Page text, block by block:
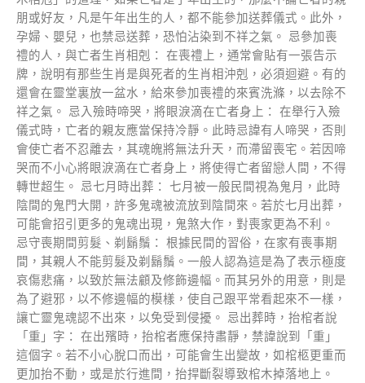
朋或好友，凡是午年出生的人，都不能參加送葬儀式。此外，
孕婦、嬰兒，也禁忌送葬，恐怕沾染到不祥之氣。 忌參加喪
禮的人，與亡者生肖相剋： 在喪禮上，通常會貼有一張告示
牌，說明有那些生肖是與死者的生肖相沖剋，必須迴避。有的
還會在靈堂裏放一盆水，給來參加喪禮的來賓洗滌，以去除不
祥之氣。 忌入殮時啼哭，將眼淚滴在亡者身上： 在舉行入殮
儀式時，亡者的親友應當保持冷靜。此時忌諱有人啼哭，否則
會使亡者不忍離去，其魂魄將無法升天，而滯留喪宅。若因啼
哭而不小心將眼淚滴在亡者身上，將使得亡者留戀人間，不得
轉世超生。 忌七月時出葬： 七月被一般民間視為鬼月，此時
陰間的鬼門大開，許多鬼魂被流放到陰間來。若於七月出葬，
可能會招引更多的鬼魂出現，鬼煞大作，對喪家更為不利。
忌守喪期間剪髮、剃鬍鬚： 根據民間的習俗，在家有喪事期
間，其親人不能剪髮及剃鬍鬚。一般人認為這是為了表示極度
哀傷悲痛，以致於無法顧及修飾邊幅。而其另外的用意，則是
為了避邪，以不修邊幅的模樣，使自己跟平常看起來不一樣，
讓亡靈鬼魂認不出來，以免受到侵擾。 忌出葬時，抬棺者說
「重」字： 在出殯時，抬棺者應保持肅靜，禁諱說到「重」
這個字。若不小心脫口而出，可能會生出變故，如棺柩更重而
更加抬不動，或是於行進間，抬捍斷裂導致棺木掉落地上。